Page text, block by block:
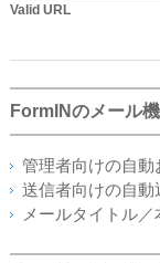
Valid URL
FormINのメール
管理者向けの自動
送信者向けの自動
メールタイトル